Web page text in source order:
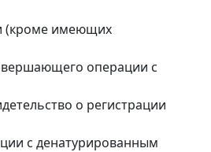
(кроме имеющих
операции с
о регистрации
с денатурированным